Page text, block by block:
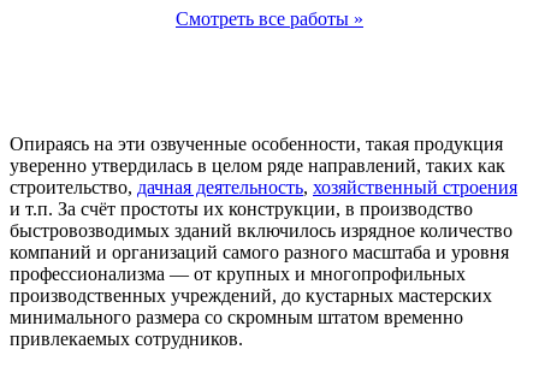
Смотреть все работы »
Опираясь на эти озвученные особенности, такая продукция
уверенно утвердилась в целом ряде направлений, таких как
строительство, дачная деятельность, хозяйственный строения
и т.п. За счёт простоты их конструкции, в производство
быстровозводимых зданий включилось изрядное количество
компаний и организаций самого разного масштаба и уровня
профессионализма — от крупных и многопрофильных
производственных учреждений, до кустарных мастерских
минимального размера со скромным штатом временно
привлекаемых сотрудников.